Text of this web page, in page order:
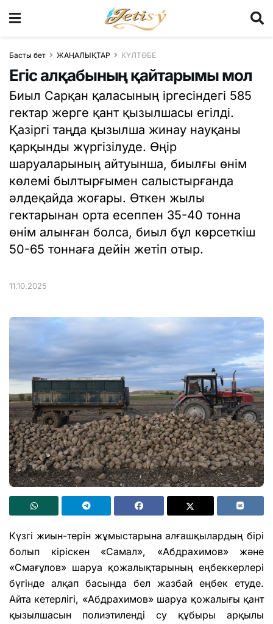
Басты бет ЖАҢАЛЫҚТАР КҮЛТӨБЕ
Егіс алқабының қайтарымы мол
Биыл Сарқан қаласының іргесіндегі 585
гектар жерге қант қызылшасы егілді.
Қазіргі таңда қызылша жинау науқаны
қарқынды жүргізілуде. Өңір
шаруаларының айтуынша, биылғы өнім
көлемі былтырғымен салыстырғанда
әлдеқайда жоғары. Өткен жылы
гектарынан орта есеппен 35-40 тонна
өнім алынған болса, биыл бұл көрсеткіш
50-65 тоннаға дейін жетіп отыр.
11.10.2025
Күзгі жиын-терін жұмыстарына алғашқылардың бірі
болып кіріскен «Самал», «Абдрахимов» және
«Смағұлов» шаруа қожалықтарының еңбеккерлері
бүгінде алқап басында бел жазбай еңбек етуде.
Айта кетерлігі, «Абдрахимов» шаруа қожалығы қант
қызылшасын полиэтиленді су құбыры арқылы